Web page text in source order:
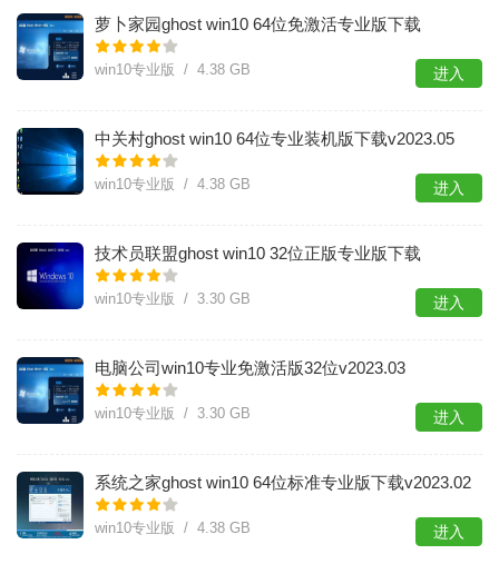
萝卜家园ghost win10 64位免激活专业版下载
v2023.05
win10专业版 / 4.38 GB 进入
中关村ghost win10 64位专业装机版下载v2023.05
win10专业版 / 4.38 GB 进入
​技术员联盟ghost win10 32位正版专业版下载
v2023.04
win10专业版 / 3.30 GB 进入
电脑公司win10专业免激活版32位v2023.03
win10专业版 / 3.30 GB 进入
系统之家ghost win10 64位标准专业版下载v2023.02
win10专业版 / 4.38 GB 进入